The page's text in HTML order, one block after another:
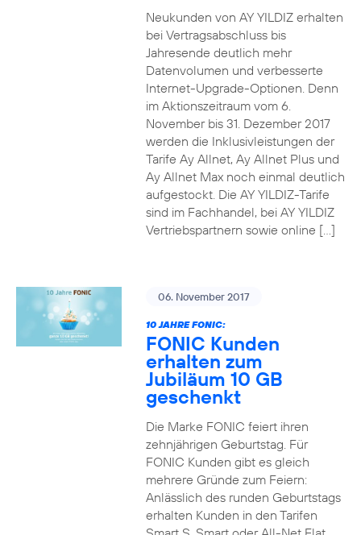
Neukunden von AY YILDIZ erhalten
bei Vertragsabschluss bis
Jahresende deutlich mehr
Datenvolumen und verbesserte
Internet-Upgrade-Optionen. Denn
im Aktionszeitraum vom 6.
November bis 31. Dezember 2017
werden die Inklusivleistungen der
Tarife Ay Allnet, Ay Allnet Plus und
Ay Allnet Max noch einmal deutlich
aufgestockt. Die AY YILDIZ-Tarife
sind im Fachhandel, bei AY YILDIZ
Vertriebspartnern sowie online […]
06. November 2017
10 JAHRE FONIC:
FONIC Kunden
erhalten zum
Jubiläum 10 GB
geschenkt
Die Marke FONIC feiert ihren
zehnjährigen Geburtstag. Für
FONIC Kunden gibt es gleich
mehrere Gründe zum Feiern:
Anlässlich des runden Geburtstags
erhalten Kunden in den Tarifen